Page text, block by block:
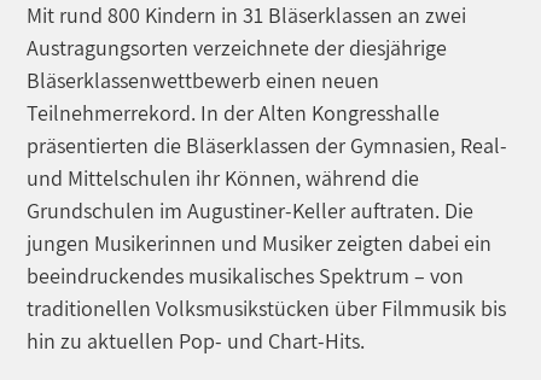
Mit rund 800 Kindern in 31 Bläserklassen an zwei
Austragungsorten verzeichnete der diesjährige
Bläserklassenwettbewerb einen neuen
Teilnehmerrekord. In der Alten Kongresshalle
präsentierten die Bläserklassen der Gymnasien, Real-
und Mittelschulen ihr Können, während die
Grundschulen im Augustiner-Keller auftraten. Die
jungen Musikerinnen und Musiker zeigten dabei ein
beeindruckendes musikalisches Spektrum – von
traditionellen Volksmusikstücken über Filmmusik bis
hin zu aktuellen Pop- und Chart-Hits.